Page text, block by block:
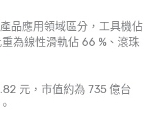
品應用領域區分，工具機佔
為線性滑軌佔 66 %、滾珠
元，市值約為 735 億台